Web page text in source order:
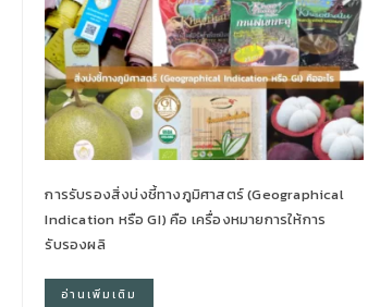
การรับรองสิ่งบ่งชี้ทางภูมิศาสตร์ (Geographical
Indication หรือ GI) คือ เครื่องหมายการให้การ
รับรองผลิ
อ่านเพิ่มเติม